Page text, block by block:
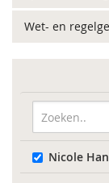
Wet- en
Nicole